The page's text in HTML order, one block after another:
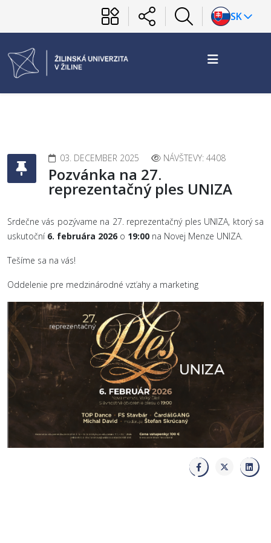
SK
03. DECEMBER 2025 NÁVŠTEVY: 4408
Pozvánka na 27.
reprezentačný ples UNIZA
Srdečne vás pozývame na 27. reprezentačný ples UNIZA, ktorý sa
uskutoční 6. februára 2026 o 19:00 na Novej Menze UNIZA.
Tešíme sa na vás!
Oddelenie pre medzinárodné vzťahy a marketing